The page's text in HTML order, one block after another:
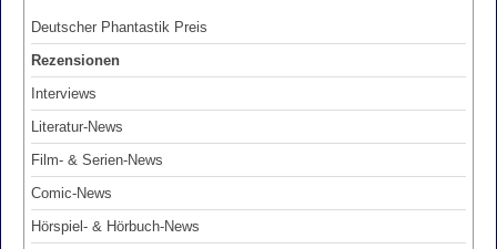
Deutscher Phantastik Preis
Rezensionen
Interviews
Literatur-News
Film- & Serien-News
Comic-News
Hörspiel- & Hörbuch-News